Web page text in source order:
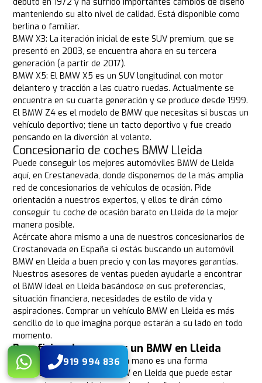
debutó en 1972 y ha sufrido importantes cambios de diseño
manteniendo su alto nivel de calidad. Está disponible como
berlina o familiar.
BMW X3: La iteración inicial de este SUV premium, que se
presentó en 2003, se encuentra ahora en su tercera
generación (a partir de 2017).
BMW X5: El BMW X5 es un SUV longitudinal con motor
delantero y tracción a las cuatro ruedas. Actualmente se
encuentra en su cuarta generación y se produce desde 1999.
El BMW Z4 es el modelo de BMW que necesitas si buscas un
vehículo deportivo; tiene un tacto deportivo y fue creado
pensando en la diversión al volante.
Concesionario de coches BMW Lleida
Puede conseguir los mejores automóviles BMW de Lleida
aquí, en Crestanevada, donde disponemos de la más amplia
red de concesionarios de vehículos de ocasión. Pide
orientación a nuestros expertos, y ellos te dirán cómo
conseguir tu coche de ocasión barato en Lleida de la mejor
manera posible.
Acércate ahora mismo a una de nuestros concesionarios de
Crestanevada en España si estás buscando un automóvil
BMW en Lleida a buen precio y con las mayores garantías.
Nuestros asesores de ventas pueden ayudarle a encontrar
el BMW ideal en Lleida basándose en sus preferencias,
situación financiera, necesidades de estilo de vida y
aspiraciones. Comprar un vehículo BMW en Lleida es más
sencillo de lo que imagina porque estarán a su lado en todo
momento.
Beneficios de comprar un BMW en Lleida
Comprar un coche de segunda mano es una forma
fantástica de adquirir un BMW en Lleida que puede estar
919 994 836